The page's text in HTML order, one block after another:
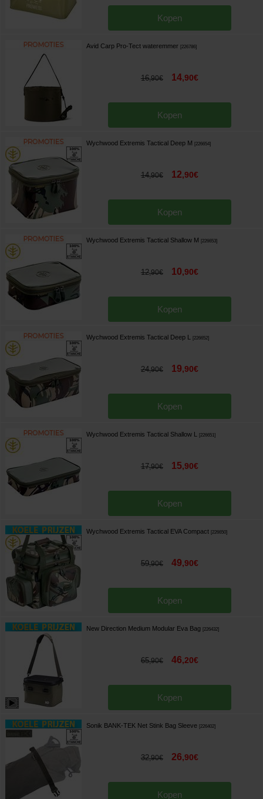
Kopen
Avid Carp Pro-Tect wateremmer [226786]
16,90€ 14,90€
Kopen
Wychwood Extremis Tactical Deep M [226654]
14,90€ 12,90€
Kopen
Wychwood Extremis Tactical Shallow M [226653]
12,90€ 10,90€
Kopen
Wychwood Extremis Tactical Deep L [226652]
24,90€ 19,90€
Kopen
Wychwood Extremis Tactical Shallow L [226651]
17,90€ 15,90€
Kopen
Wychwood Extremis Tactical EVA Compact [226650]
59,90€ 49,90€
Kopen
New Direction Medium Modular Eva Bag [226432]
65,90€ 46,20€
Kopen
Sonik BANK-TEK Net Stink Bag Sleeve [226402]
32,90€ 26,90€
Kopen